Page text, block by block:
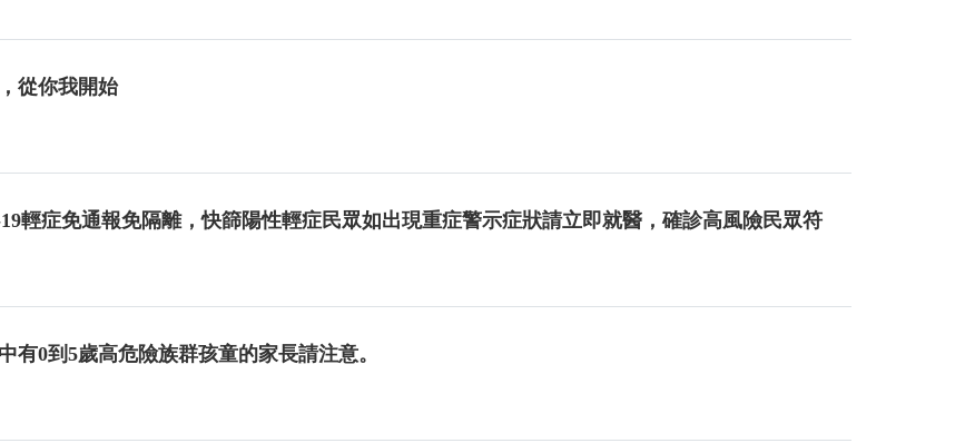
從你我開始
輕症免通報免隔離，快篩陽性輕症民眾如出現重症警示症狀請立即就醫，確診高風險民眾符
有0到5歲高危險族群孩童的家長請注意。